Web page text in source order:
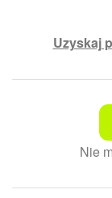
Uzyskaj
To nie jest
Informacje
Nie